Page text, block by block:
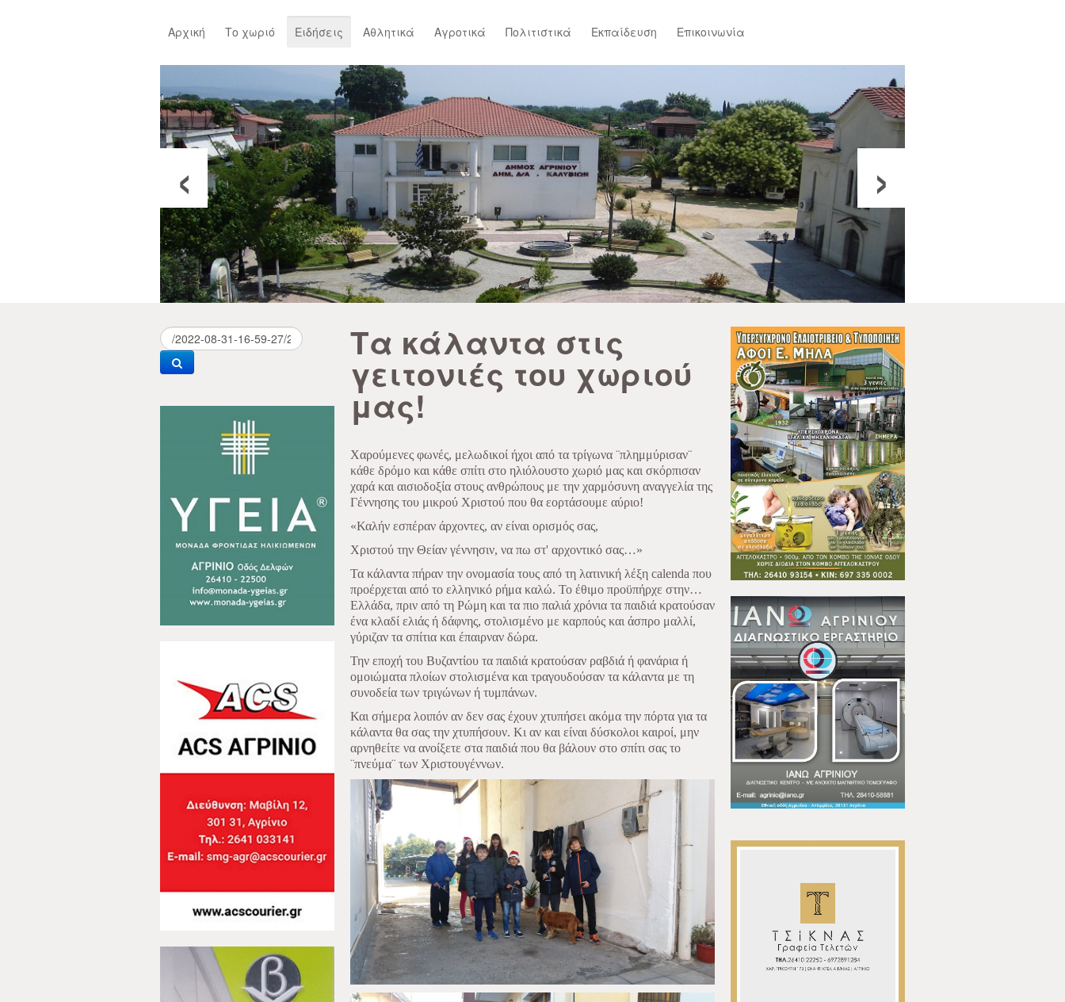
Αρχική Το χωριό Ειδήσεις Αθλητικά Αγροτικά Πολιτιστικά Εκπαίδευση Επικοινωνία
‹ ›
Τα κάλαντα στις
γειτονιές του χωριού
μας!
Χαρούμενες φωνές, μελωδικοί ήχοι από τα τρίγωνα ¨πλημμύρισαν¨
κάθε δρόμο και κάθε σπίτι στο ηλιόλουστο χωριό μας και σκόρπισαν
χαρά και αισιοδοξία στους ανθρώπους με την χαρμόσυνη αναγγελία της
Γέννησης του μικρού Χριστού που θα εορτάσουμε αύριο!
«Καλήν εσπέραν άρχοντες, αν είναι ορισμός σας,
Χριστού την Θείαν γέννησιν, να πω στ' αρχοντικό σας…»
Τα κάλαντα πήραν την ονομασία τους από τη λατινική λέξη calenda που
προέρχεται από το ελληνικό ρήμα καλώ. Το έθιμο προϋπήρχε στην…
Ελλάδα, πριν από τη Ρώμη και τα πιο παλιά χρόνια τα παιδιά κρατούσαν
ένα κλαδί ελιάς ή δάφνης, στολισμένο με καρπούς και άσπρο μαλλί,
γύριζαν τα σπίτια και έπαιρναν δώρα.
Την εποχή του Βυζαντίου τα παιδιά κρατούσαν ραβδιά ή φανάρια ή
ομοιώματα πλοίων στολισμένα και τραγουδούσαν τα κάλαντα με τη
συνοδεία των τριγώνων ή τυμπάνων.
Και σήμερα λοιπόν αν δεν σας έχουν χτυπήσει ακόμα την πόρτα για τα
κάλαντα θα σας την χτυπήσουν. Κι αν και είναι δύσκολοι καιροί, μην
αρνηθείτε να ανοίξετε στα παιδιά που θα βάλουν στο σπίτι σας το
¨πνεύμα¨ των Χριστουγέννων.